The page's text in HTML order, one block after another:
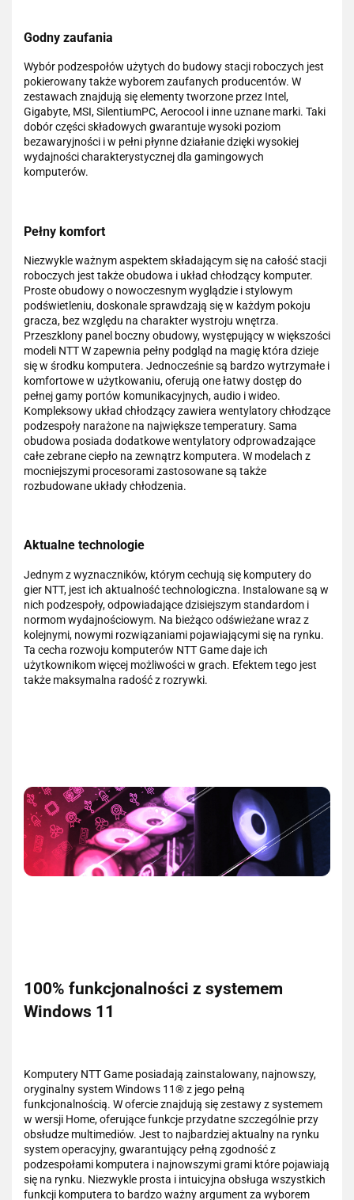
Godny zaufania
Wybór podzespołów użytych do budowy stacji roboczych jest
pokierowany także wyborem zaufanych producentów. W
zestawach znajdują się elementy tworzone przez Intel,
Gigabyte, MSI, SilentiumPC, Aerocool i inne uznane marki. Taki
dobór części składowych gwarantuje wysoki poziom
bezawaryjności i w pełni płynne działanie dzięki wysokiej
wydajności charakterystycznej dla gamingowych
komputerów.
Pełny komfort
Niezwykle ważnym aspektem składającym się na całość stacji
roboczych jest także obudowa i układ chłodzący komputer.
Proste obudowy o nowoczesnym wyglądzie i stylowym
podświetleniu, doskonale sprawdzają się w każdym pokoju
gracza, bez względu na charakter wystroju wnętrza.
Przeszklony panel boczny obudowy, występujący w większości
modeli NTT W zapewnia pełny podgląd na magię która dzieje
się w środku komputera. Jednocześnie są bardzo wytrzymałe i
komfortowe w użytkowaniu, oferują one łatwy dostęp do
pełnej gamy portów komunikacyjnych, audio i wideo.
Kompleksowy układ chłodzący zawiera wentylatory chłodzące
podzespoły narażone na największe temperatury. Sama
obudowa posiada dodatkowe wentylatory odprowadzające
całe zebrane ciepło na zewnątrz komputera. W modelach z
mocniejszymi procesorami zastosowane są także
rozbudowane układy chłodzenia.
Aktualne technologie
Jednym z wyznaczników, którym cechują się komputery do
gier NTT, jest ich aktualność technologiczna. Instalowane są w
nich podzespoły, odpowiadające dzisiejszym standardom i
normom wydajnościowym. Na bieżąco odświeżane wraz z
kolejnymi, nowymi rozwiązaniami pojawiającymi się na rynku.
Ta cecha rozwoju komputerów NTT Game daje ich
użytkownikom więcej możliwości w grach. Efektem tego jest
także maksymalna radość z rozrywki.
100% funkcjonalności z systemem
Windows 11
Komputery NTT Game posiadają zainstalowany, najnowszy,
oryginalny system Windows 11® z jego pełną
funkcjonalnością. W ofercie znajdują się zestawy z systemem
w wersji Home, oferujące funkcje przydatne szczególnie przy
obsłudze multimediów. Jest to najbardziej aktualny na rynku
system operacyjny, gwarantujący pełną zgodność z
podzespołami komputera i najnowszymi grami które pojawiają
się na rynku. Niezwykle prosta i intuicyjna obsługa wszystkich
funkcji komputera to bardzo ważny argument za wyborem